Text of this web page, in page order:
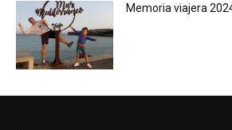
Memoria viajera